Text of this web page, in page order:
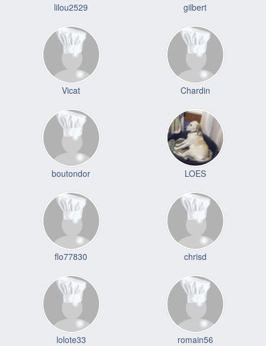
lilou2529 gilbert
Vicat Chardin
boutondor LOES
flo77830 chrisd
lolote33 romain56